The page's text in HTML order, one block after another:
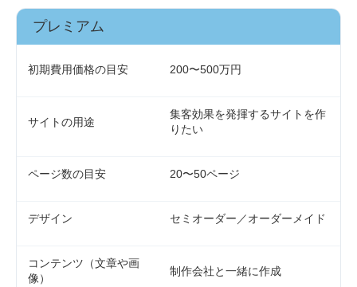
プレミアム
初期費用価格の目安 200〜500万円
サイトの用途
集客効果を発揮するサイトを作
りたい
ページ数の目安 20〜50ページ
デザイン セミオーダー／オーダーメイド
コンテンツ（文章や画
像）
制作会社と一緒に作成